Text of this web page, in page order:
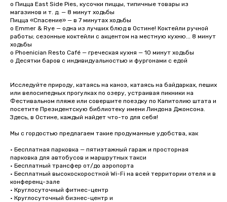
o Пицца East Side Pies, кусочки пиццы, типичные товары из
магазинов и т. д. — 8 минут ходьбы
Пицца «Спасение» — в 7 минутах ходьбы
o Emmer & Rye — одна из лучших блюд в Остине! Коктейли ручной
работы; сезонные коктейли с акцентом на местную кухню... 8 минут
ходьбы
o Phoenician Resto Café — греческая кухня — 10 минут ходьбы
o Десятки баров с индивидуальностью и фургонами с едой
Исследуйте природу, катаясь на каноэ, катаясь на байдарках, пеших
или велосипедных прогулках по озеру, устраивая пикники на
Фестивальном пляже или совершите поездку по Капитолию штата и
посетите Президентскую библиотеку имени Линдона Джонсона.
Здесь, в Остине, каждый найдет что-то для себя!
Мы с гордостью предлагаем такие продуманные удобства, как
• Бесплатная парковка — пятиэтажный гараж и просторная
парковка для автобусов и маршрутных такси
• Бесплатный трансфер от/до аэропорта
• Бесплатный высокоскоростной Wi-Fi на всей территории отеля и в
конференц-зале
• Круглосуточный фитнес-центр
• Круглосуточный бизнес-центр и